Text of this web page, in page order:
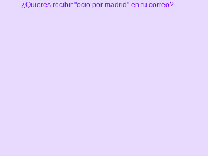
¿Quieres recibir "ocio por madrid" en tu correo?